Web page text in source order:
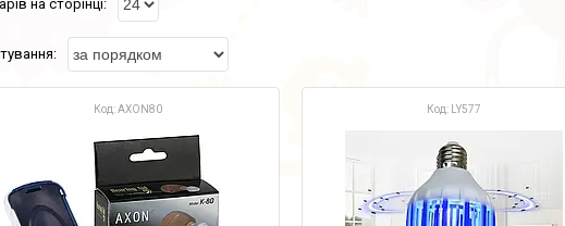
AXON80 LY577